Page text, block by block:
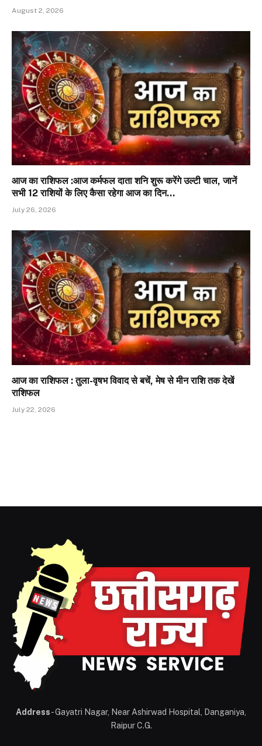
August 2, 2026
आज का राशिफल :आज कर्मफल दाता शनि शुरू करेंगे उल्टी चाल, जानें
सभी 12 राशियों के लिए कैसा रहेगा आज का दिन…
July 26, 2026
आज का राशिफल : तुला-वृषभ विवाद से बचें, मेष से मीन राशि तक देखें
राशिफल
July 22, 2026
Address- Gayatri Nagar, Near Ashirwad Hospital, Danganiya,
Raipur C.G.